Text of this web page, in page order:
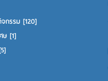
จกรรม [120]
ษ [1]